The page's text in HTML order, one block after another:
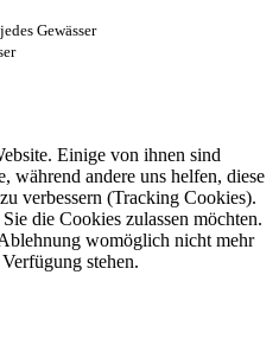
Gewässer
Einige von ihnen sind
während andere uns helfen, diese
verbessern (Tracking Cookies).
die Cookies zulassen möchten.
womöglich nicht mehr
stehen.